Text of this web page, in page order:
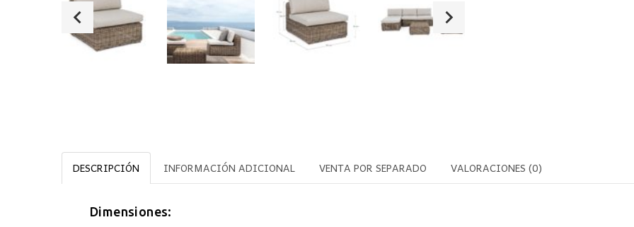
DESCRIPCIÓN INFORMACIÓN ADICIONAL VENTA POR SEPARADO VALORACIONES (0)
Dimensiones: